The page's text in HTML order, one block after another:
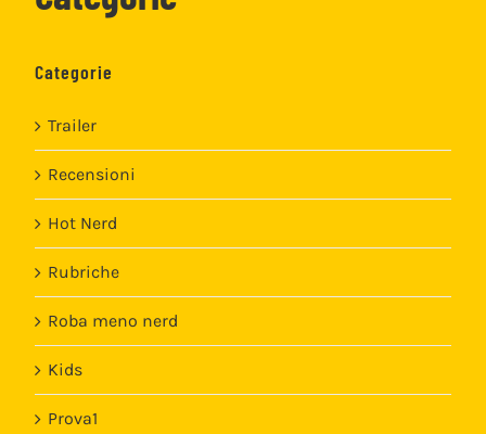
Categorie
Trailer
Recensioni
Hot Nerd
Rubriche
Roba meno nerd
Kids
Prova1